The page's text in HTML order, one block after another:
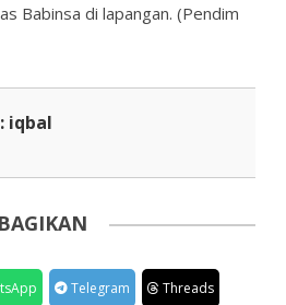
Babinsa di lapangan. (Pendim
iqbal
BAGIKAN
Telegram Threads